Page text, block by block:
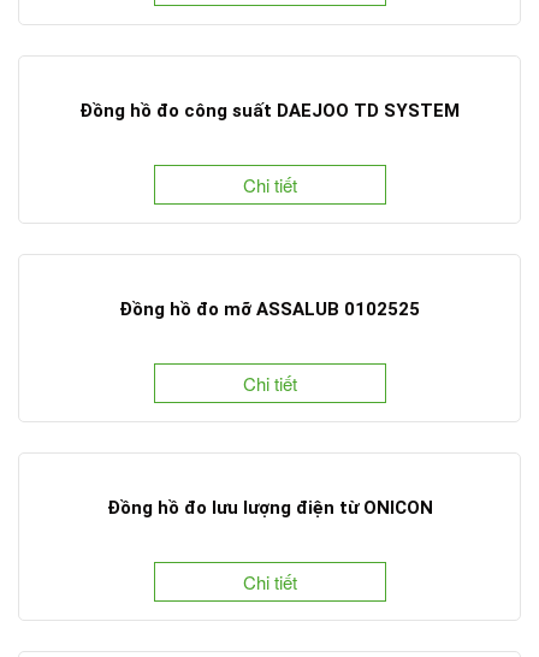
Đồng hồ đo công suất DAEJOO TD SYSTEM
Chi tiết
Đồng hồ đo mỡ ASSALUB 0102525
Chi tiết
Đồng hồ đo lưu lượng điện từ ONICON
Chi tiết